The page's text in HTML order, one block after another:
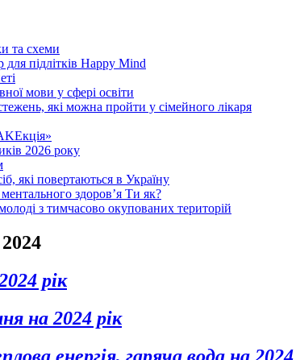
та схеми
підлітків Happy Mind
мови у сфері освіти
які можна пройти у сімейного лікаря
2026 року
які повертаються в Україну
здоров’я Ти як?
з тимчасово окупованих територій
рік
на 2024 рік
енергія, гаряча вода на 2024